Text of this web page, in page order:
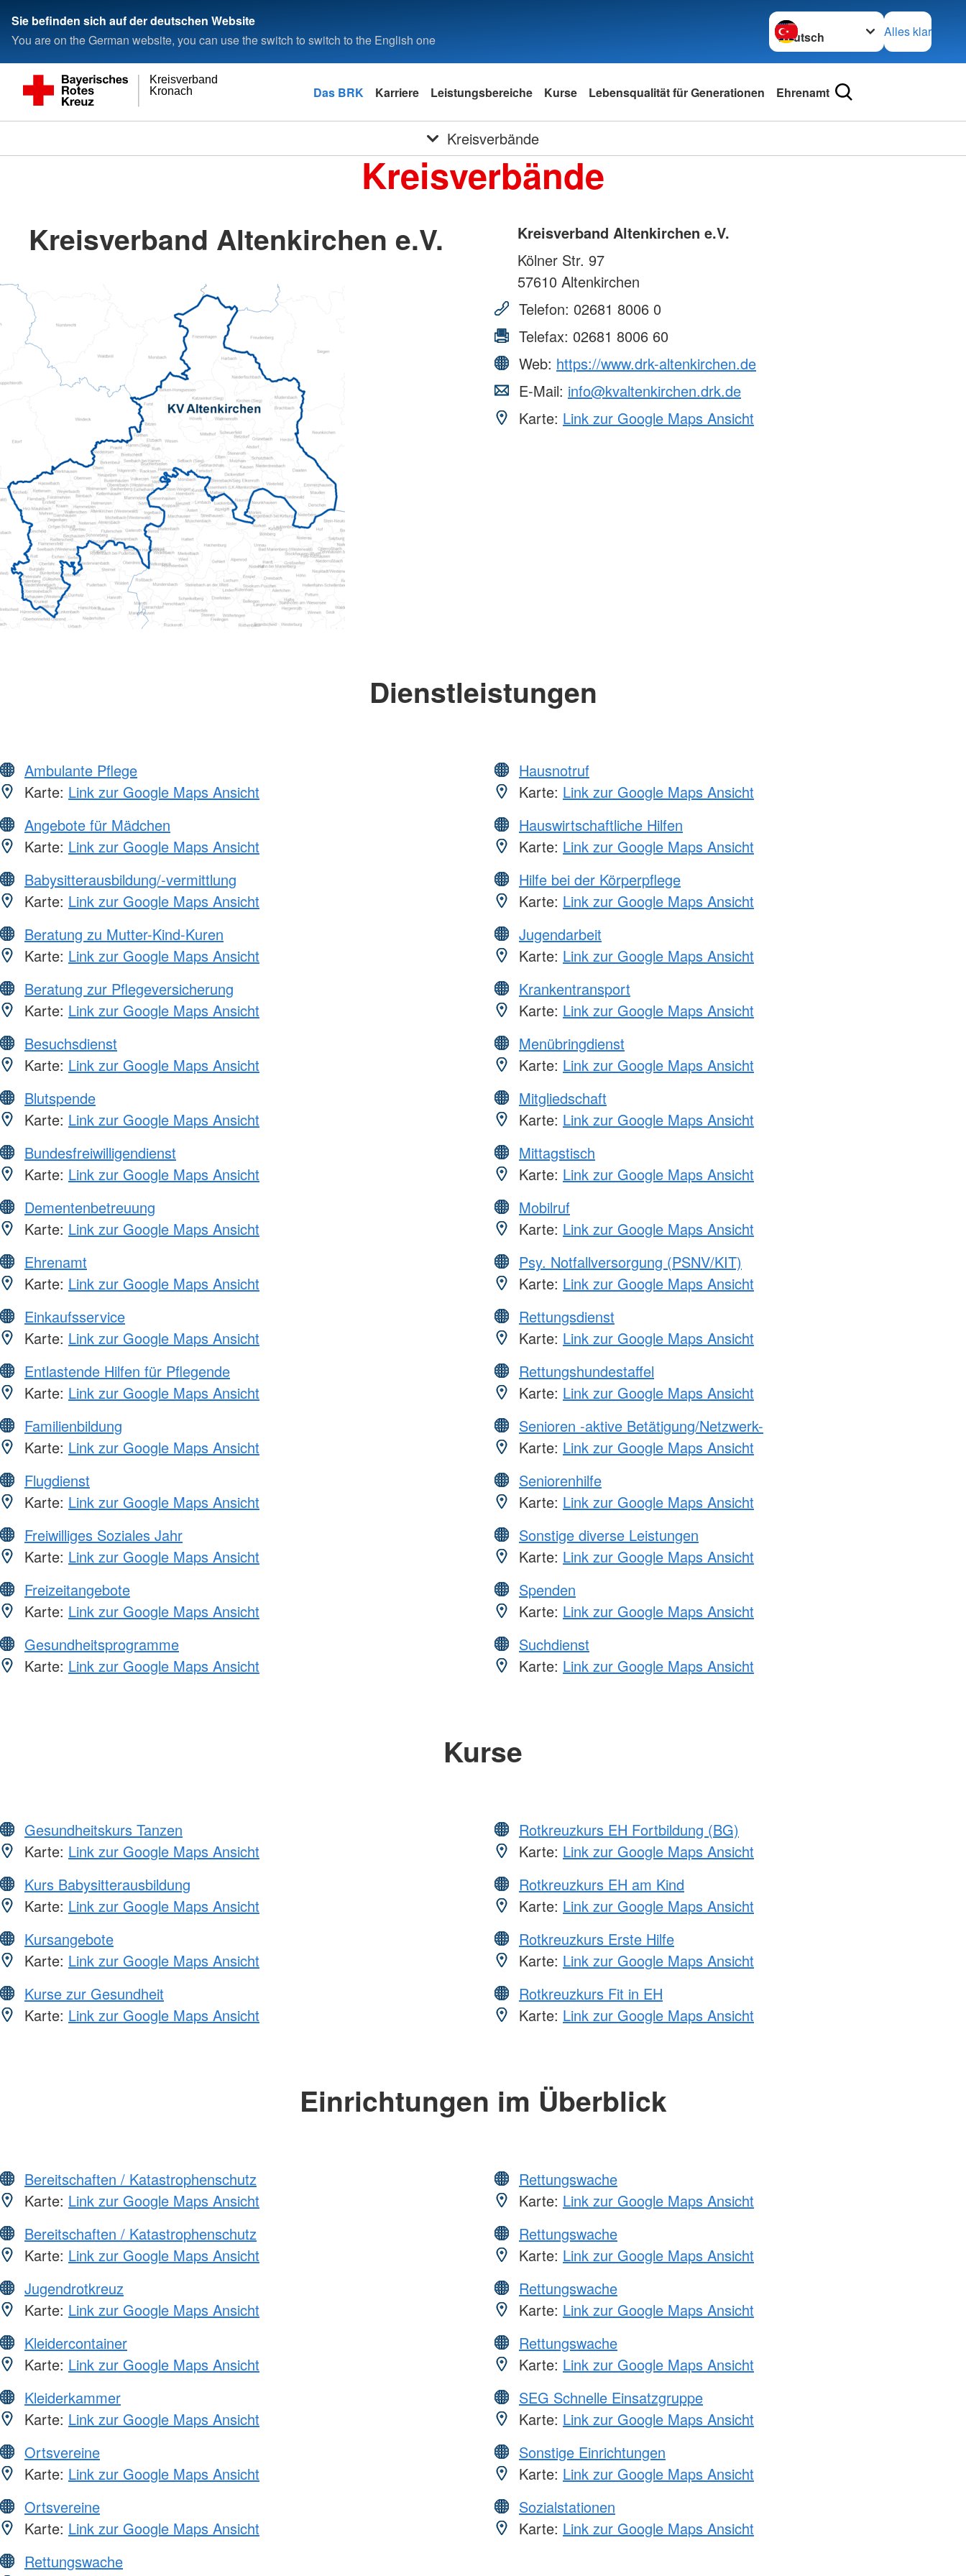
Sie befinden sich auf der deutschen Website
You are on the German website, you can use the switch to switch to the English one
Sprache wechseln zu
Alles klar
Kronach
Kreisverband
Das BRK Karriere Leistungsbereiche Kurse Lebensqualität für Generationen Ehrenamt
Kreisverbände
Kreisverbände
Kreisverband Altenkirchen e.V.
Kreisverband Altenkirchen e.V.
Kölner Str. 97
57610 Altenkirchen
Telefon: 02681 8006 0
Telefax: 02681 8006 60
Web: https://www.drk-altenkirchen.de
E-Mail: info@kvaltenkirchen.drk.de
Karte: Link zur Google Maps Ansicht
Dienstleistungen
Ambulante Pflege
Karte: Link zur Google Maps Ansicht
Angebote für Mädchen
Karte: Link zur Google Maps Ansicht
Babysitterausbildung/-vermittlung
Karte: Link zur Google Maps Ansicht
Beratung zu Mutter-Kind-Kuren
Karte: Link zur Google Maps Ansicht
Beratung zur Pflegeversicherung
Karte: Link zur Google Maps Ansicht
Besuchsdienst
Karte: Link zur Google Maps Ansicht
Blutspende
Karte: Link zur Google Maps Ansicht
Bundesfreiwilligendienst
Karte: Link zur Google Maps Ansicht
Dementenbetreuung
Karte: Link zur Google Maps Ansicht
Ehrenamt
Karte: Link zur Google Maps Ansicht
Einkaufsservice
Karte: Link zur Google Maps Ansicht
Entlastende Hilfen für Pflegende
Karte: Link zur Google Maps Ansicht
Familienbildung
Karte: Link zur Google Maps Ansicht
Flugdienst
Karte: Link zur Google Maps Ansicht
Freiwilliges Soziales Jahr
Karte: Link zur Google Maps Ansicht
Freizeitangebote
Karte: Link zur Google Maps Ansicht
Gesundheitsprogramme
Karte: Link zur Google Maps Ansicht
Hausnotruf
Karte: Link zur Google Maps Ansicht
Hauswirtschaftliche Hilfen
Karte: Link zur Google Maps Ansicht
Hilfe bei der Körperpflege
Karte: Link zur Google Maps Ansicht
Jugendarbeit
Karte: Link zur Google Maps Ansicht
Krankentransport
Karte: Link zur Google Maps Ansicht
Menübringdienst
Karte: Link zur Google Maps Ansicht
Mitgliedschaft
Karte: Link zur Google Maps Ansicht
Mittagstisch
Karte: Link zur Google Maps Ansicht
Mobilruf
Karte: Link zur Google Maps Ansicht
Psy. Notfallversorgung (PSNV/KIT)
Karte: Link zur Google Maps Ansicht
Rettungsdienst
Karte: Link zur Google Maps Ansicht
Rettungshundestaffel
Karte: Link zur Google Maps Ansicht
Senioren -aktive Betätigung/Netzwerk-
Karte: Link zur Google Maps Ansicht
Seniorenhilfe
Karte: Link zur Google Maps Ansicht
Sonstige diverse Leistungen
Karte: Link zur Google Maps Ansicht
Spenden
Karte: Link zur Google Maps Ansicht
Suchdienst
Karte: Link zur Google Maps Ansicht
Kurse
Gesundheitskurs Tanzen
Karte: Link zur Google Maps Ansicht
Kurs Babysitterausbildung
Karte: Link zur Google Maps Ansicht
Kursangebote
Karte: Link zur Google Maps Ansicht
Kurse zur Gesundheit
Karte: Link zur Google Maps Ansicht
Rotkreuzkurs EH Fortbildung (BG)
Karte: Link zur Google Maps Ansicht
Rotkreuzkurs EH am Kind
Karte: Link zur Google Maps Ansicht
Rotkreuzkurs Erste Hilfe
Karte: Link zur Google Maps Ansicht
Rotkreuzkurs Fit in EH
Karte: Link zur Google Maps Ansicht
Einrichtungen im Überblick
Bereitschaften / Katastrophenschutz
Karte: Link zur Google Maps Ansicht
Bereitschaften / Katastrophenschutz
Karte: Link zur Google Maps Ansicht
Jugendrotkreuz
Karte: Link zur Google Maps Ansicht
Kleidercontainer
Karte: Link zur Google Maps Ansicht
Kleiderkammer
Karte: Link zur Google Maps Ansicht
Ortsvereine
Karte: Link zur Google Maps Ansicht
Ortsvereine
Karte: Link zur Google Maps Ansicht
Rettungswache
Rettungswache
Karte: Link zur Google Maps Ansicht
Rettungswache
Karte: Link zur Google Maps Ansicht
Rettungswache
Karte: Link zur Google Maps Ansicht
Rettungswache
Karte: Link zur Google Maps Ansicht
SEG Schnelle Einsatzgruppe
Karte: Link zur Google Maps Ansicht
Sonstige Einrichtungen
Karte: Link zur Google Maps Ansicht
Sozialstationen
Karte: Link zur Google Maps Ansicht